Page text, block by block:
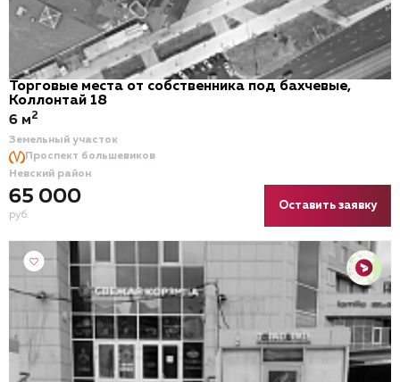
Торговые места от собственника под бахчевые,
Коллонтай 18
Земельный участок
Проспект большевиков
Невский район
65 000
руб.
6 м2
Оставить заявку